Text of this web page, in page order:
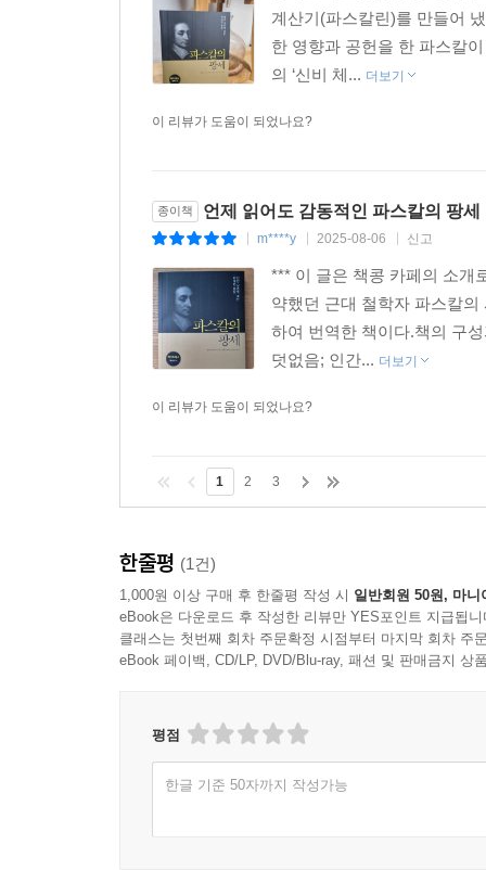
계산기(파스칼린)를 만들어
한 영향과 공헌을 한 파스칼
의 ‘신비 체... 더보기
이 리뷰가 도움이 되었나요?
종이책 언제 읽어도 감동적인 파스칼의 팡세
m****y 2025-08-06 신고
*** 이 글은 책콩 카페의 소개
약했던 근대 철학자 파스칼
하여 번역한 책이다.책의 구
덧없음; 인간... 더보기
이 리뷰가 도움이 되었나요?
1 2 3
한줄평 (1건)
1,000원 이상 구매 후 한줄평 작성 시 일반회원 50원, 마니
eBook은 다운로드 후 작성한 리뷰만 YES포인트 지급됩니
클래스는 첫번째 회차 주문확정 시점부터 마지막 회차 주
eBook 페이백, CD/LP, DVD/Blu-ray, 패션 및 판매금지 상
평점
한글 기준 50자까지 작성가능